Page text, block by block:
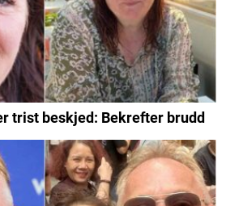
trist beskjed: Bekrefter brudd